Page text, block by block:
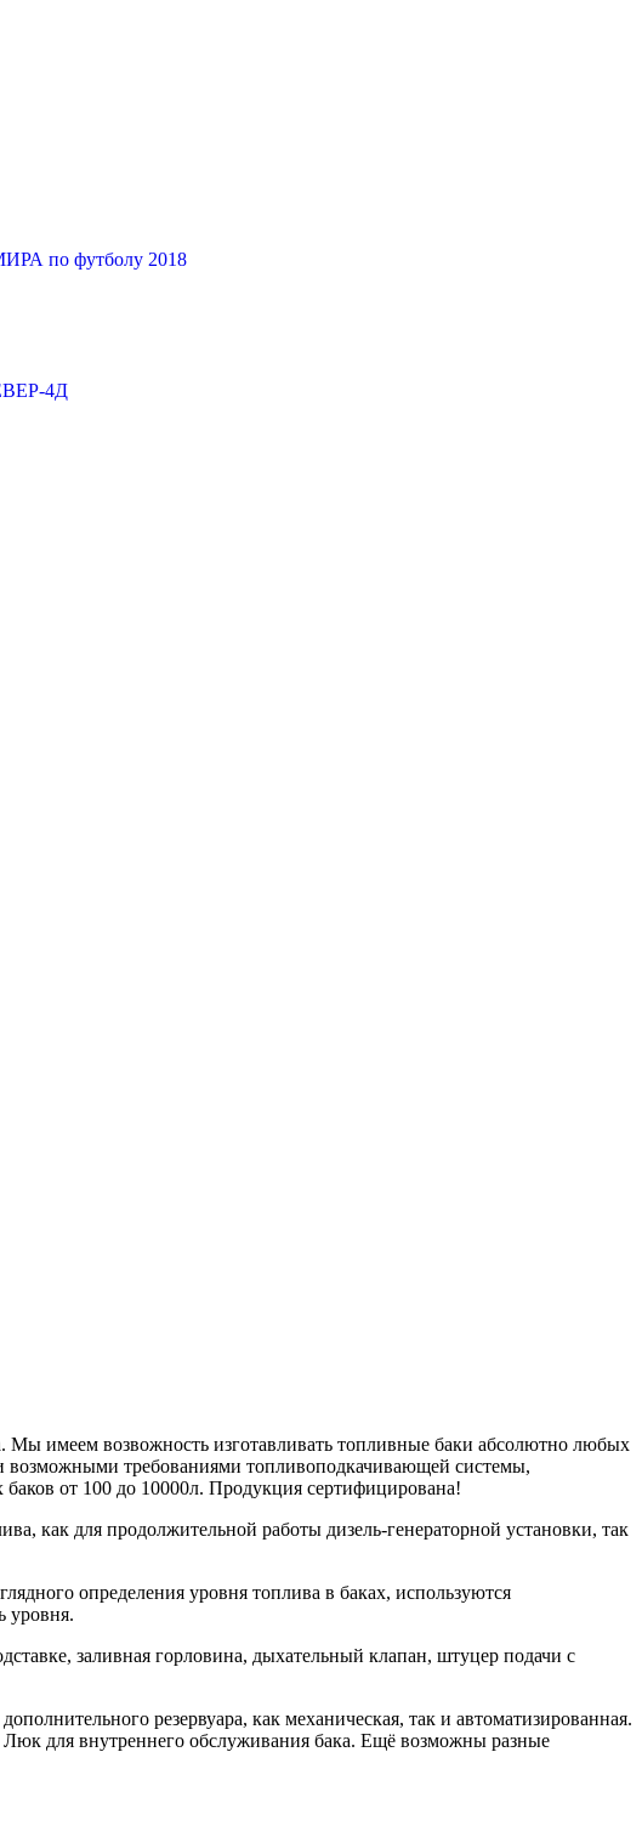
Мы имеем возвожность изготавливать топливные баки абсолютно любых
возможными требованиями топливоподкачивающей системы,
от 100 до 10000л. Продукция сертифицирована!
как для продолжительной работы дизель-генераторной установки, так
определения уровня топлива в баках, используются
уровня.
заливная горловина, дыхательный клапан, штуцер подачи с
резервуара, как механическая, так и автоматизированная.
для внутреннего обслуживания бака. Ещё возможны разные